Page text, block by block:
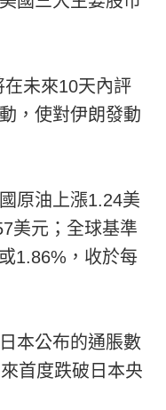
在未來10天內評
，使對伊朗發動
原油上漲1.24美
美元；全球基準
1.86%，收於每
本公布的通脹數
首度跌破日本央